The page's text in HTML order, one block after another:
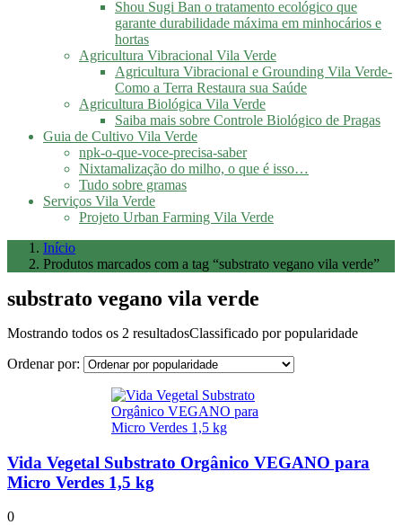
Shou Sugi Ban o tratamento ecológico que
garante durabilidade máxima em minhocários e
hortas
Agricultura Vibracional Vila Verde
Agricultura Vibracional e Grounding Vila Verde-
Como a Terra Restaura sua Saúde
Agricultura Biológica Vila Verde
Saiba mais sobre Controle Biológico de Pragas
Guia de Cultivo Vila Verde
npk-o-que-voce-precisa-saber
Nixtamalização do milho, o que é isso…
Tudo sobre gramas
Serviços Vila Verde
Projeto Urban Farming Vila Verde
Início
Produtos marcados com a tag “substrato vegano vila verde”
substrato vegano vila verde
Mostrando todos os 2 resultadosClassificado por popularidade
Ordenar por:
Vida Vegetal Substrato Orgânico VEGANO para
Micro Verdes 1,5 kg
0